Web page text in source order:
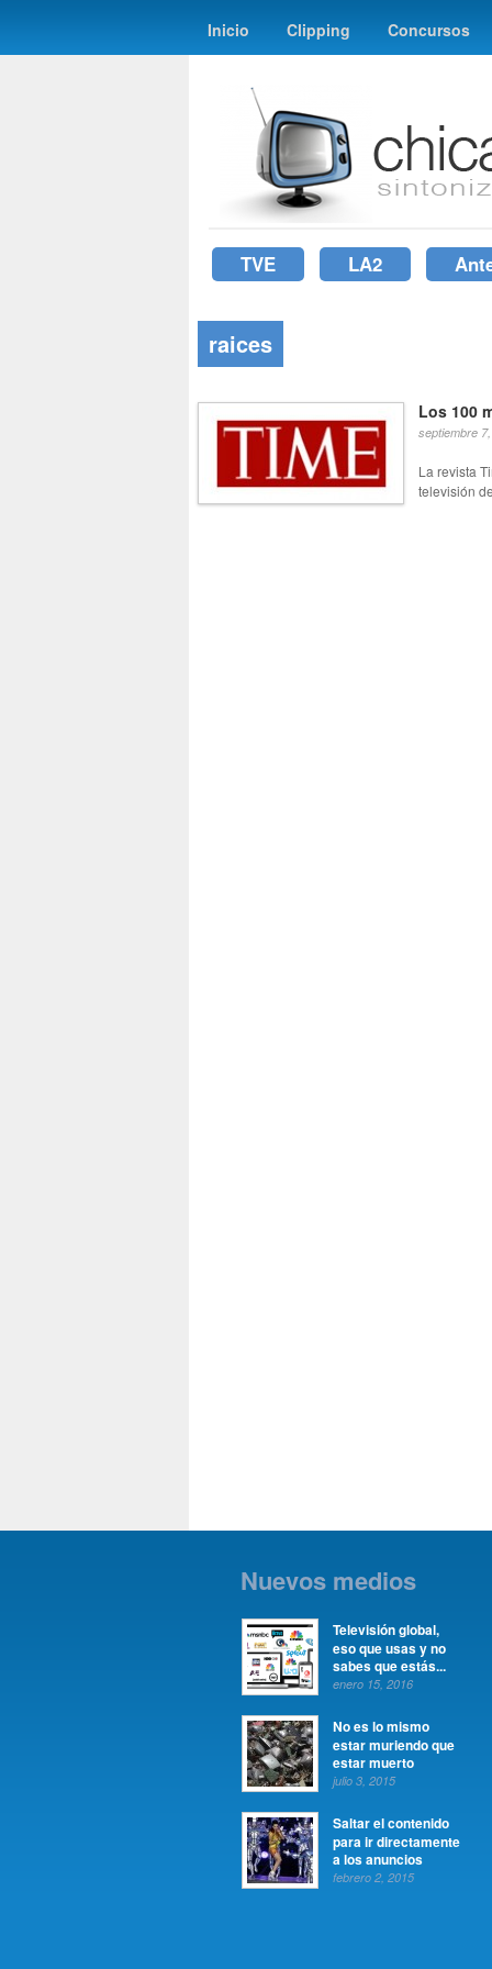
Inicio Clipping Concursos
TVE LA2
raices
Los 100
septiembre
La revista
televisión
Nuevos medios
Televisión global,
eso que usas y no
sabes que estás...
enero 15, 2016
No es lo mismo
estar muriendo que
estar muerto
julio 3, 2015
Saltar el contenido
para ir directamente
a los anuncios
febrero 2, 2015